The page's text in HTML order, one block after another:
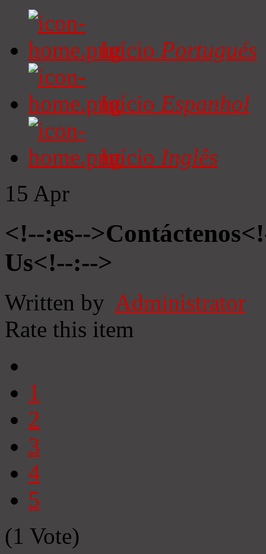
Início Portugués
Início Espanhol
Início Inglês
15 Apr
<!--:es--
Us<!--:-->
Written by Administrator
Rate this item
1
2
3
4
5
(1 Vote)